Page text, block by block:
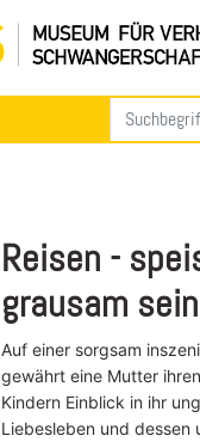
Reisen -
grausam sein
Auf einer sorgsam
gewährt eine Mutter
Kindern Einblick in ihr
Liebesleben und dessen